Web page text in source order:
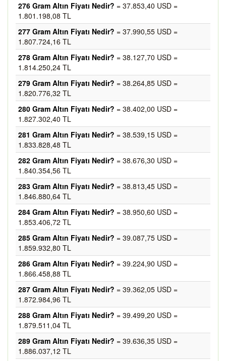
276 Gram Altın Fiyatı Nedir? = 37.853,40 USD =
1.801.198,08 TL
277 Gram Altın Fiyatı Nedir? = 37.990,55 USD =
1.807.724,16 TL
278 Gram Altın Fiyatı Nedir? = 38.127,70 USD =
1.814.250,24 TL
279 Gram Altın Fiyatı Nedir? = 38.264,85 USD =
1.820.776,32 TL
280 Gram Altın Fiyatı Nedir? = 38.402,00 USD =
1.827.302,40 TL
281 Gram Altın Fiyatı Nedir? = 38.539,15 USD =
1.833.828,48 TL
282 Gram Altın Fiyatı Nedir? = 38.676,30 USD =
1.840.354,56 TL
283 Gram Altın Fiyatı Nedir? = 38.813,45 USD =
1.846.880,64 TL
284 Gram Altın Fiyatı Nedir? = 38.950,60 USD =
1.853.406,72 TL
285 Gram Altın Fiyatı Nedir? = 39.087,75 USD =
1.859.932,80 TL
286 Gram Altın Fiyatı Nedir? = 39.224,90 USD =
1.866.458,88 TL
287 Gram Altın Fiyatı Nedir? = 39.362,05 USD =
1.872.984,96 TL
288 Gram Altın Fiyatı Nedir? = 39.499,20 USD =
1.879.511,04 TL
289 Gram Altın Fiyatı Nedir? = 39.636,35 USD =
1.886.037,12 TL